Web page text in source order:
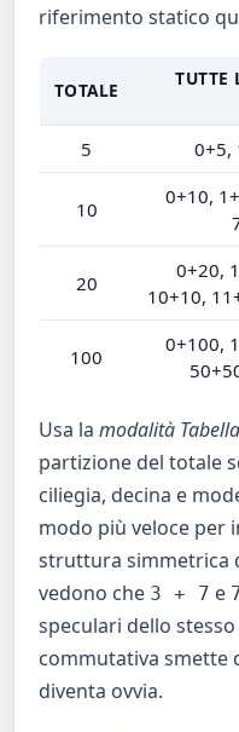
riferimento statico
TOTALE
TUTTE
5 0+5,
10
0+10,
20
0+20,
10+10,
100
0+100,
Usa lamodalità Tabella
partizione del totale
ciliegia, decina e
modo più veloce per
struttura simmetrica
vedono che 3 + 7 e
speculari dello
commutativa smette
diventa ovvia.